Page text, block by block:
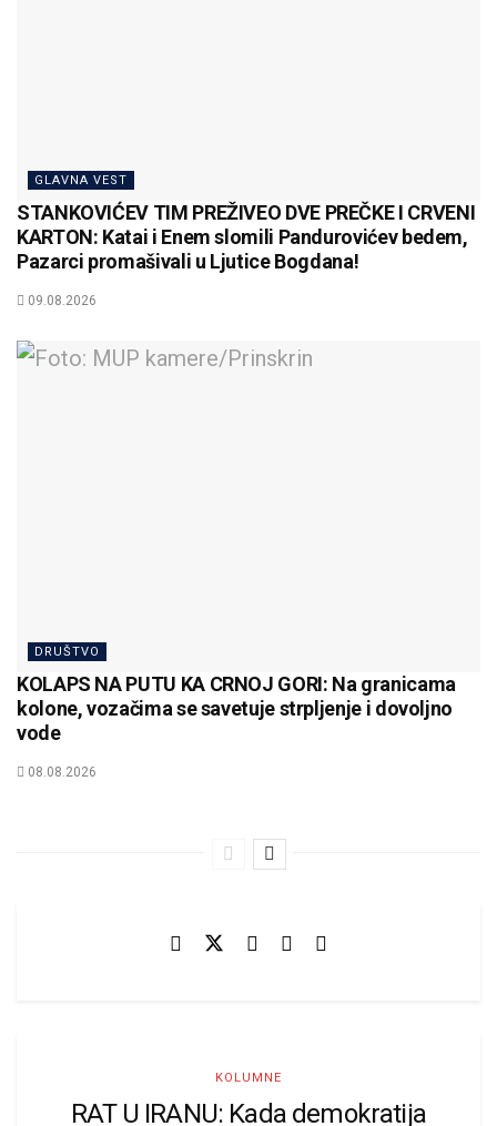
GLAVNA VEST
STANKOVIĆEV TIM PREŽIVEO DVE PREČKE I CRVENI
KARTON: Katai i Enem slomili Pandurovićev bedem,
Pazarci promašivali u Ljutice Bogdana!
09.08.2026
DRUŠTVO
KOLAPS NA PUTU KA CRNOJ GORI: Na granicama
kolone, vozačima se savetuje strpljenje i dovoljno
vode
08.08.2026
KOLUMNE
RAT U IRANU: Kada demokratija